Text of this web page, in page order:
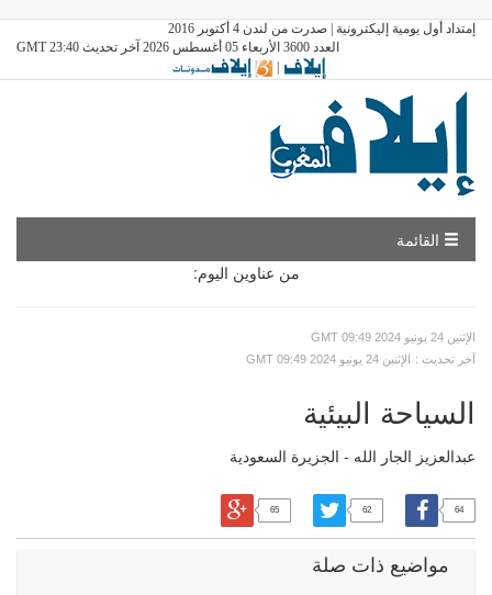
إمتداد أول يومية إليكترونية | صدرت من لندن 4 أكتوبر 2016
العدد 3600 الأربعاء 05 أغسطس 2026 آخر تحديث GMT 23:40
|
القائمة
من عناوين اليوم:
GMT الإثنين 24 يونيو 2024 09:49
GMT الإثنين 24 يونيو 2024 09:49
: آخر تحديث
السياحة البيئية
عبدالعزيز الجار الله - الجزيرة السعودية
64
62
65
مواضيع ذات صلة